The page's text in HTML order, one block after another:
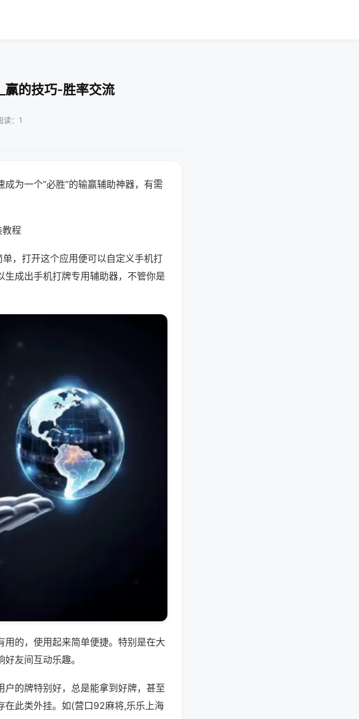
赢的技巧-胜率交流
：1
为一个“必胜”的输赢辅助神器，有需
程
，打开这个应用便可以自定义手机打
成出手机打牌专用辅助器，不管你是
的，使用起来简单便捷。特别是在大
友间互动乐趣。
的牌特别好，总是能拿到好牌，甚至
在此类外挂。如(营口92麻将,乐乐上海